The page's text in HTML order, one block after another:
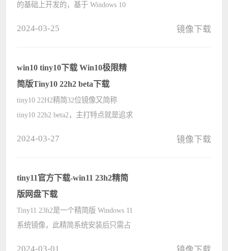
的基础上开发的，基于 Windows 10
户而设计的。保留了组件存储和
远????
2024-03-25 镜像下载
win10 tiny10下载 Win10极限精
简版Tiny10 22h2 beta下载
tiny10 22H2精简32位镜像又简称
tiny10 22h2 beta2，主打特点就是追求
播放器、Microsoft Store等不必要的元
素，????
2024-03-27 镜像下载
tiny11官方下载-win11 23h2精简
版网盘下载
Tiny11 23h2是一个精简版 Windows 11
系统镜像，此精简系统安装后只需占
2024-03-01